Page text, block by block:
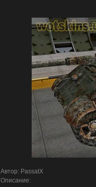
Автор: PassatX
Описание: